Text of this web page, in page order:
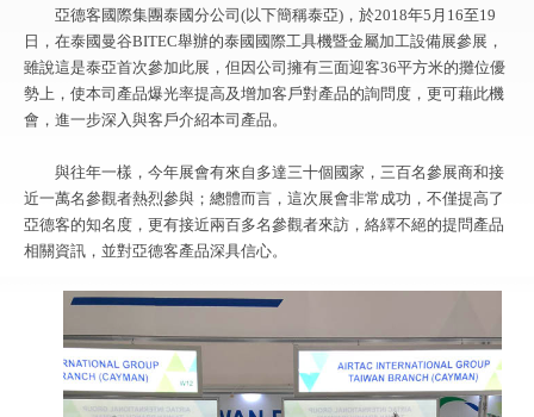
亞德客國際集團泰國分公司(以下簡稱泰亞)，於2018年5月16至19
日，在泰國曼谷BITEC舉辦的泰國國際工具機暨金屬加工設備展參展，
雖說這是泰亞首次參加此展，但因公司擁有三面迎客36平方米的攤位優
勢上，使本司產品爆光率提高及增加客戶對產品的詢問度，更可藉此機
會，進一步深入與客戶介紹本司產品。
與往年一樣，今年展會有來自多達三十個國家，三百名參展商和接
近一萬名參觀者熱烈參與；總體而言，這次展會非常成功，不僅提高了
亞德客的知名度，更有接近兩百多名參觀者來訪，絡繹不絕的提問產品
相關資訊，並對亞德客產品深具信心。